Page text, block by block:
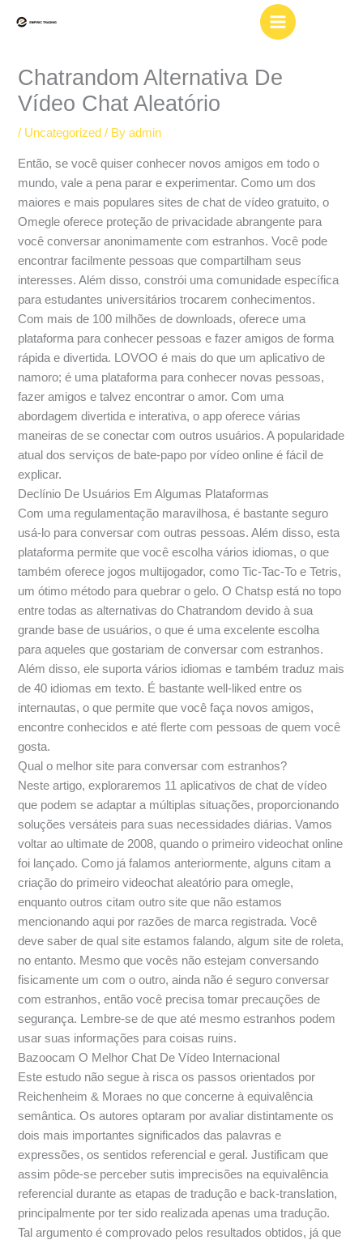
Chatrandom Alternativa De
Vídeo Chat Aleatório
/ Uncategorized / Byadmin
Então, se você quiser conhecer novos amigos em todo o
mundo, vale a pena parar e experimentar. Como um dos
maiores e mais populares sites de chat de vídeo gratuito, o
Omegle oferece proteção de privacidade abrangente para
você conversar anonimamente com estranhos. Você pode
encontrar facilmente pessoas que compartilham seus
interesses. Além disso, constrói uma comunidade específica
para estudantes universitários trocarem conhecimentos.
Com mais de 100 milhões de downloads, oferece uma
plataforma para conhecer pessoas e fazer amigos de forma
rápida e divertida. LOVOO é mais do que um aplicativo de
namoro; é uma plataforma para conhecer novas pessoas,
fazer amigos e talvez encontrar o amor. Com uma
abordagem divertida e interativa, o app oferece várias
maneiras de se conectar com outros usuários. A popularidade
atual dos serviços de bate-papo por vídeo online é fácil de
explicar.
Declínio De Usuários Em Algumas Plataformas
Com uma regulamentação maravilhosa, é bastante seguro
usá-lo para conversar com outras pessoas. Além disso, esta
plataforma permite que você escolha vários idiomas, o que
também oferece jogos multijogador, como Tic-Tac-To e Tetris,
um ótimo método para quebrar o gelo. O Chatsp está no topo
entre todas as alternativas do Chatrandom devido à sua
grande base de usuários, o que é uma excelente escolha
para aqueles que gostariam de conversar com estranhos.
Além disso, ele suporta vários idiomas e também traduz mais
de 40 idiomas em texto. É bastante well-liked entre os
internautas, o que permite que você faça novos amigos,
encontre conhecidos e até flerte com pessoas de quem você
gosta.
Qual o melhor site para conversar com estranhos?
Neste artigo, exploraremos 11 aplicativos de chat de vídeo
que podem se adaptar a múltiplas situações, proporcionando
soluções versáteis para suas necessidades diárias. Vamos
voltar ao ultimate de 2008, quando o primeiro videochat online
foi lançado. Como já falamos anteriormente, alguns citam a
criação do primeiro videochat aleatório para omegle,
enquanto outros citam outro site que não estamos
mencionando aqui por razões de marca registrada. Você
deve saber de qual site estamos falando, algum site de roleta,
no entanto. Mesmo que vocês não estejam conversando
fisicamente um com o outro, ainda não é seguro conversar
com estranhos, então você precisa tomar precauções de
segurança. Lembre-se de que até mesmo estranhos podem
usar suas informações para coisas ruins.
Bazoocam O Melhor Chat De Vídeo Internacional
Este estudo não segue à risca os passos orientados por
Reichenheim & Moraes no que concerne à equivalência
semântica. Os autores optaram por avaliar distintamente os
dois mais importantes significados das palavras e
expressões, os sentidos referencial e geral. Justificam que
assim pôde-se perceber sutis imprecisões na equivalência
referencial durante as etapas de tradução e back-translation,
principalmente por ter sido realizada apenas uma tradução.
Tal argumento é comprovado pelos resultados obtidos, já que